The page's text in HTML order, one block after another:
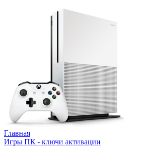
Главная
Игры ПК - ключи активации